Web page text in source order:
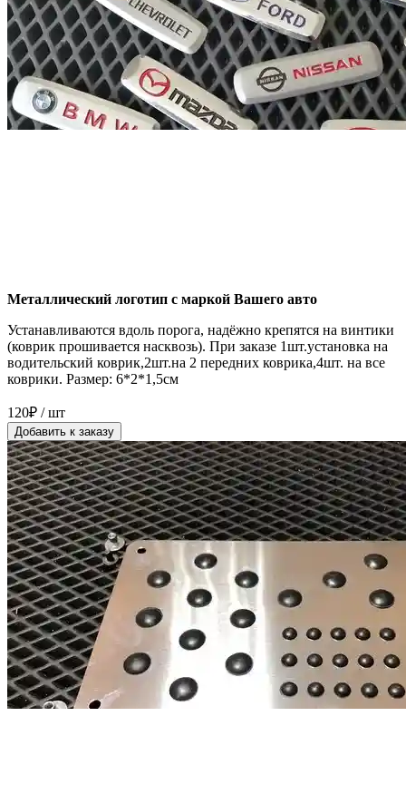
Металлический логотип с маркой Вашего авто
Устанавливаются вдоль порога, надёжно крепятся на винтики
(коврик прошивается насквозь). При заказе 1шт.установка на
водительский коврик,2шт.на 2 передних коврика,4шт. на все
коврики. Размер: 6*2*1,5см
120₽ / шт
Добавить к заказу